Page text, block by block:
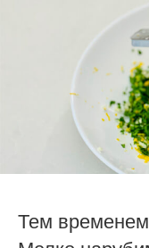
Тем